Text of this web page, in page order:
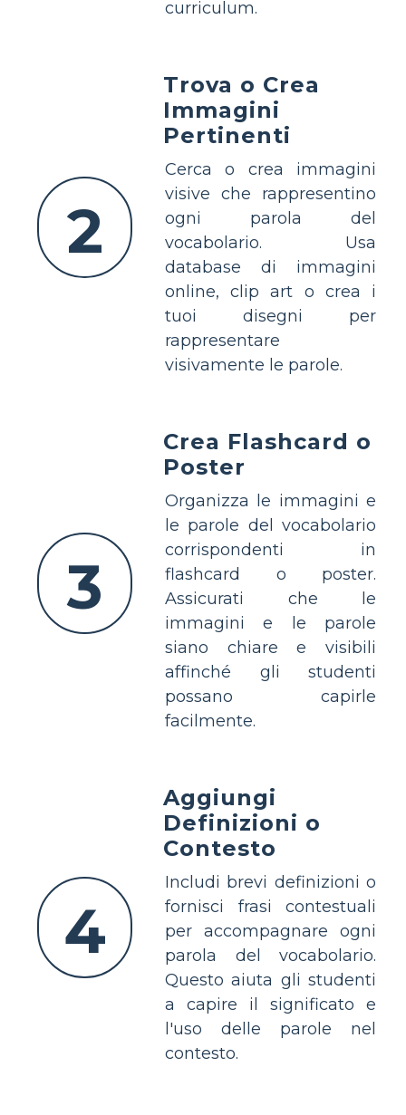
curriculum.
2
Trova o Crea
Immagini
Pertinenti
Cerca o crea immagini
visive che rappresentino
ogni parola del
vocabolario. Usa
database di immagini
online, clip art o crea i
tuoi disegni per
rappresentare
visivamente le parole.
3
Crea Flashcard o
Poster
Organizza le immagini e
le parole del vocabolario
corrispondenti in
flashcard o poster.
Assicurati che le
immagini e le parole
siano chiare e visibili
affinché gli studenti
possano capirle
facilmente.
4
Aggiungi
Definizioni o
Contesto
Includi brevi definizioni o
fornisci frasi contestuali
per accompagnare ogni
parola del vocabolario.
Questo aiuta gli studenti
a capire il significato e
l'uso delle parole nel
contesto.